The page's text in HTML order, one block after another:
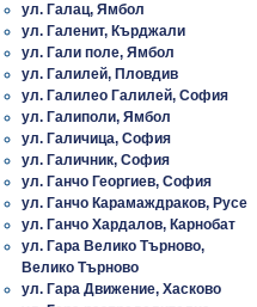
ул. Галац, Ямбол
ул. Галенит, Кърджали
ул. Гали поле, Ямбол
ул. Галилей, Пловдив
ул. Галилео Галилей, София
ул. Галиполи, Ямбол
ул. Галичица, София
ул. Галичник, София
ул. Ганчо Георгиев, София
ул. Ганчо Карамаждраков, Русе
ул. Ганчо Хардалов, Карнобат
ул. Гара Велико Търново,
Велико Търново
ул. Гара Движение, Хасково